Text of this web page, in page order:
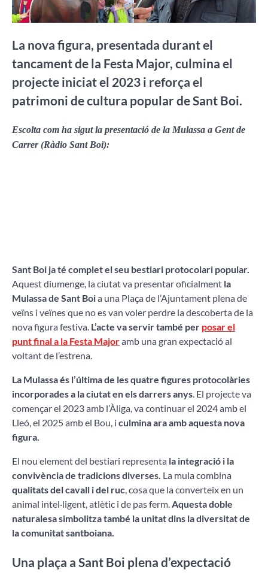
La nova figura, presentada durant el
tancament de la Festa Major, culmina el
projecte iniciat el 2023 i reforça el
patrimoni de cultura popular de Sant Boi.
Escolta com ha sigut la presentació de la Mulassa a Gent de
Carrer (Ràdio Sant Boi):
Sant Boi ja té complet el seu bestiari protocolari popular.
Aquest diumenge, la ciutat va presentar oficialment la
Mulassa de Sant Boia una Plaça de l’Ajuntament plena de
veïns i veïnes que no es van voler perdre la descoberta de la
nova figura festiva. L’acte va servir també per posar el
punt final a la Festa Majoramb una gran expectació al
voltant de l’estrena.
La Mulassa és l’última de les quatre figures protocolàries
incorporades a la ciutat en els darrers anys. El projecte va
començar el 2023 amb l’Àliga, va continuar el 2024 amb el
Lleó, el 2025 amb el Bou, i culmina ara amb aquesta nova
figura.
El nou element del bestiari representa la integració i la
convivència de tradicions diverses. La mula combina
qualitats del cavall i del ruc, cosa que la converteix en un
animal intel·ligent, atlètic i de pas ferm.Aquesta doble
naturalesa simbolitza també la unitat dins la diversitat de
la comunitat santboiana.
Una plaça a Sant Boi plena d’expectació